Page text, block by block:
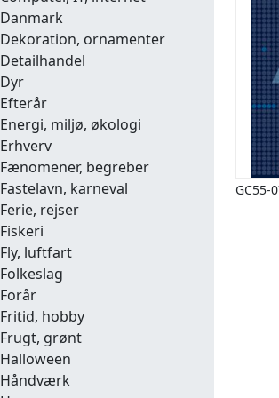
Danmark
Dekoration, ornamenter
Detailhandel
Dyr
Efterår
Energi, miljø, økologi
Erhverv
Fænomener, begreber
Fastelavn, karneval
Ferie, rejser
Fiskeri
Fly, luftfart
Folkeslag
Forår
Fritid, hobby
Frugt, grønt
Halloween
Håndværk
GC55-